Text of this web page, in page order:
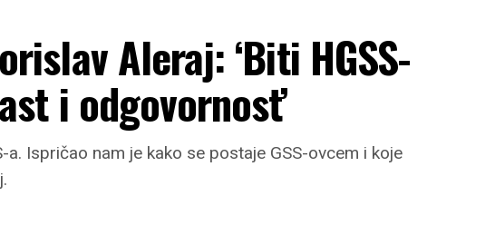
Aleraj: ‘Biti HGSS-
i odgovornost’
a. Ispričao nam je kako se postaje GSS-ovcem i koje